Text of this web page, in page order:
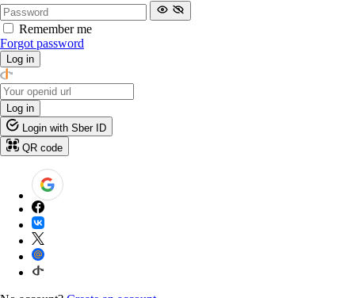
Remember me
Forgot password
Log in
Log in
Login with Sber ID
QR code